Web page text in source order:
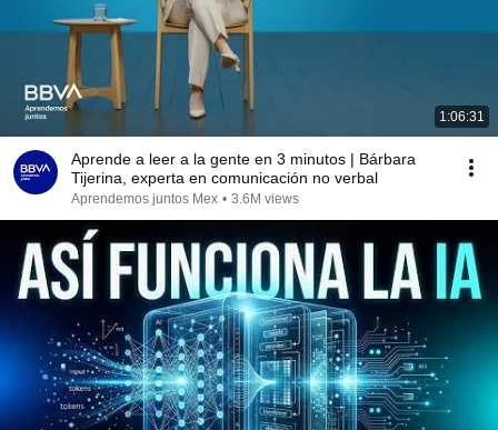
1:06:31
Aprende a leer a la gente en 3 minutos | Bárbara
Tijerina, experta en comunicación no verbal
Aprendemos juntos Mex • 3.6M views